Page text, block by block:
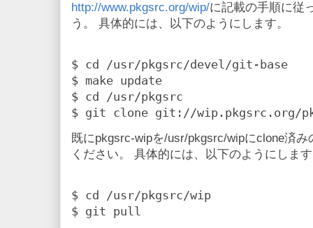
http://www.pkgsrc.org/wip/に記載の手順に従
う。 具体的には、以下のようにします。
$ cd /usr/pkgsrc/devel/git-base
$ make update
$ cd /usr/pkgsrc
既にpkgsrc-wipを/usr/pkgsrc/wipにclone済
ください。 具体的には、以下のようにしま
$ cd /usr/pkgsrc/wip